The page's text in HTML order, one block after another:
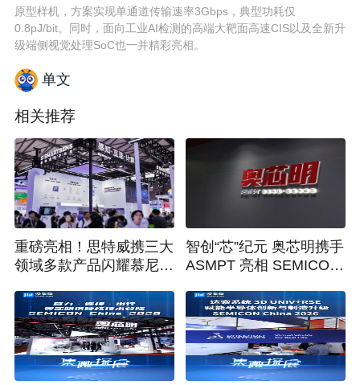
原型样机，方案实现单通道传输速率3Gbps，典型功耗仅
0.8pJ/bit。同时，面向工业AI检测的高端大靶面高速CIS以及全新升
级端侧视觉处理SoC也一并精彩亮相。
单文
相关推荐
重磅亮相！思特威携三大
领域多款产品闪耀慕尼黑
智创“芯”纪元 奥芯明携手
ASMPT 亮相 SEMICON